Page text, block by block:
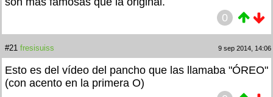
0
#21 fresisuiss 9 sep 2014, 14:06
Esto es del vídeo del pancho que las llamaba "ÓREO"
(con acento en la primera O)